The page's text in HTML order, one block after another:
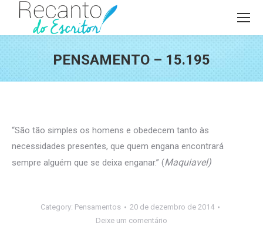
PENSAMENTO – 15.195
“São tão simples os homens e obedecem tanto às
necessidades presentes, que quem engana encontrará
sempre alguém que se deixa enganar.” (Maquiavel)
Category: Pensamentos
20 de dezembro de 2014
Deixe um comentário